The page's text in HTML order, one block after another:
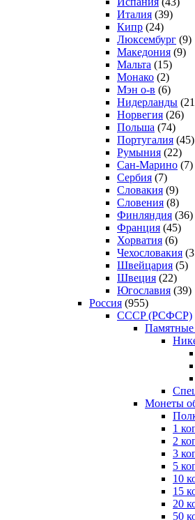
Италия (39)
Кипр (24)
Люксембург (9)
Македония (9)
Мальта (15)
Монако (2)
Мэн о-в (6)
Нидерланды
Норвегия (26)
Польша (74)
Португалия (45)
Румыния (22)
Сан-Марино (7)
Сербия (7)
Словакия (9)
Словения (8)
Финляндия (36)
Франция (45)
Хорватия (6)
Чехословакия
Швейцария (5)
Швеция (22)
Югославия (39)
Россия (955)
CCCP (РСФСР)
Монеты
1
2
3
5
10
15
20
50